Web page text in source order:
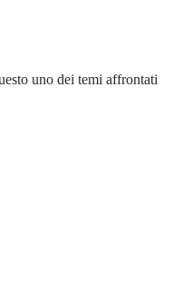
uno dei temi affrontati